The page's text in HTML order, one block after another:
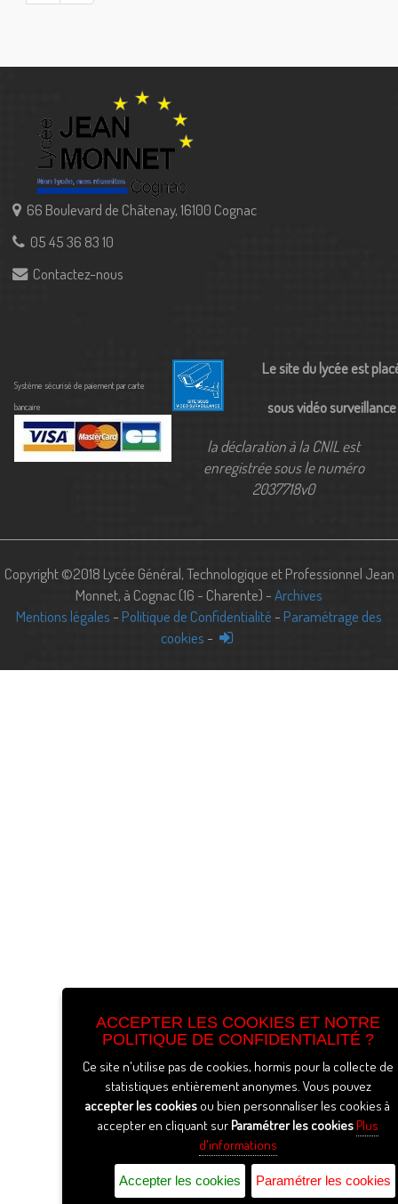
66 Boulevard de Châtenay, 16100 Cognac
05 45 36 83 10
Contactez-nous
Système sécurisé de paiement par carte
bancaire
Le site du lycée est
sous vidéo surveillance
la déclaration à la CNIL est
enregistrée sous le numéro
2037718v0
Copyright ©2018 Lycée Général, Technologique et Professionnel Jean
Monnet, à Cognac (16 - Charente) -Archives
Mentions légales - Politique de Confidentialité - Paramétrage des
cookies -
ACCEPTER LES COOKIES ET NOTRE
POLITIQUE DE CONFIDENTIALITÉ ?
Ce site n'utilise pas de cookies, hormis pour la collecte de
statistiques entièrement anonymes. Vous pouvez
accepter les cookies ou bien personnaliser les cookies à
accepter en cliquant sur Paramétrer les cookies Plus
d'informations
Accepter les cookies Paramétrer les cookies